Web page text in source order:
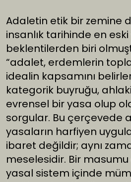
Adaletin etik bir zemine
insanlık tarihinde en
beklentilerden biri
“adalet, erdemlerin
idealin kapsamını
kategorik buyruğu,
evrensel bir yasa olup
sorgular. Bu çerçevede
yasaların harfiyen
ibaret değildir; aynı
meselesidir. Bir
yasal sistem içinde